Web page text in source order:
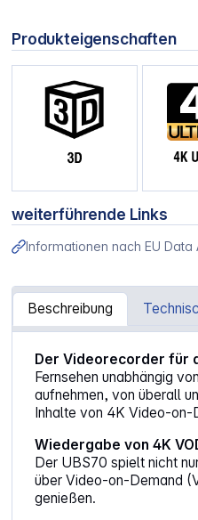
Produkteigenschaften
weiterführende Links
Informationen nach EU Data
Beschreibung
Artikelinformationen
Der Videorecorder für
Fernsehen unabhängig
aufnehmen, von überall
Inhalte von 4K Video-on-
Wiedergabe von 4K
Der UBS70 spielt nicht
über Video-on-Demand
genießen.